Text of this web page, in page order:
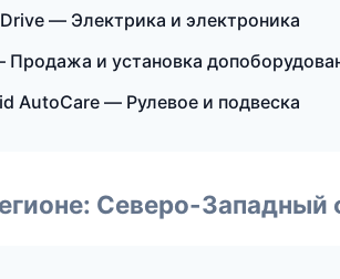
Drive — Электрика и электроника
Продажа и установка
AutoCare — Рулевое и подвеска
Северо-Западный